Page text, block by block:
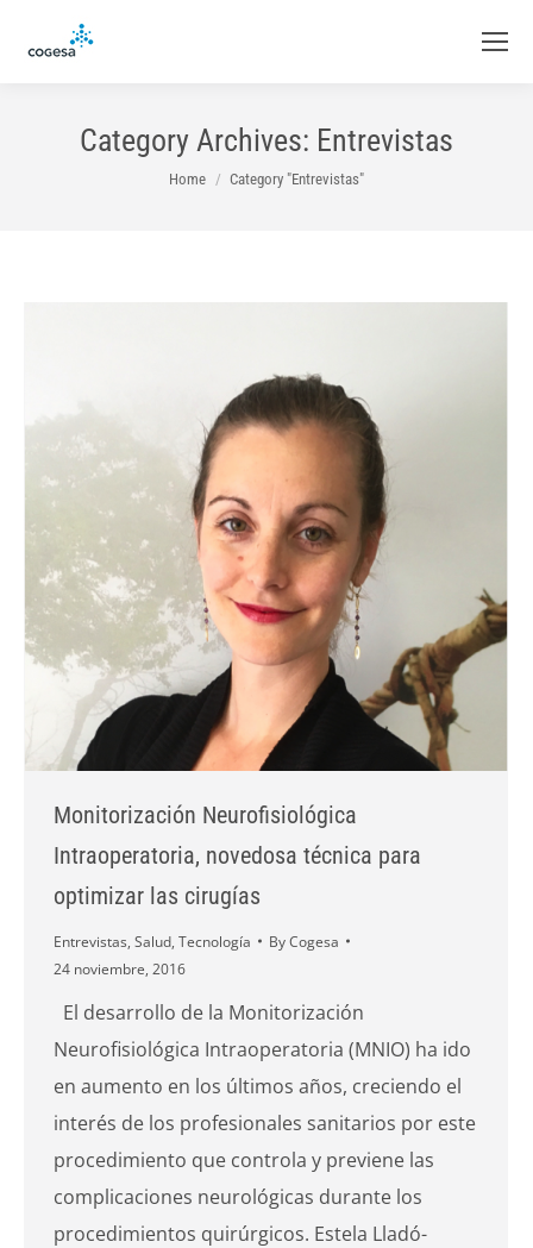
Category Archives: Entrevistas
You are here:
Home Category "Entrevistas"
Monitorización Neurofisiológica
Intraoperatoria, novedosa técnica para
optimizar las cirugías
Entrevistas, Salud, Tecnología ByCogesa
24 noviembre, 2016
El desarrollo de la Monitorización
Neurofisiológica Intraoperatoria (MNIO) ha ido
en aumento en los últimos años, creciendo el
interés de los profesionales sanitarios por este
procedimiento que controla y previene las
complicaciones neurológicas durante los
procedimientos quirúrgicos. Estela Lladó-